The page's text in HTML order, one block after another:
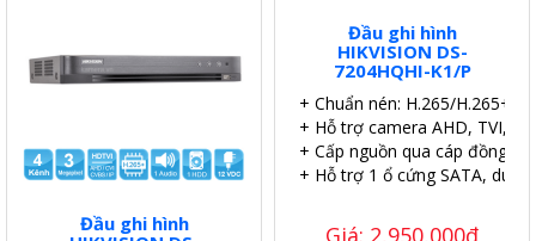
Đầu ghi hình
Đầu ghi hình
HIKVISION DS-
7204HQHI-K1/P
+ Chuẩn nén: H.265/H.265+.
+ Hỗ trợ camera AHD, TVI,
+ Cấp nguồn qua cáp đồng
+ Hỗ trợ 1 ổ cứng SATA,
Giá: 2,950,000đ